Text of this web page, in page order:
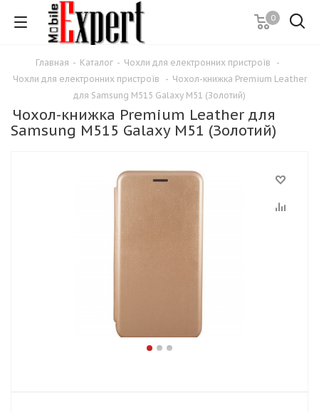
0
Главная - Каталог - Чохли для електронних пристроїв
-
Чохли для електронних пристроїв
- Чохол-книжка Premium Leather
для Samsung M515 Galaxy M51 (Золотий)
Чохол-книжка Premium Leather для
Samsung M515 Galaxy M51 (Золотий)